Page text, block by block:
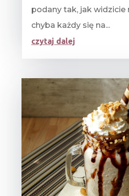
podany tak, jak widzicie
chyba każdy się na...
czytaj dalej